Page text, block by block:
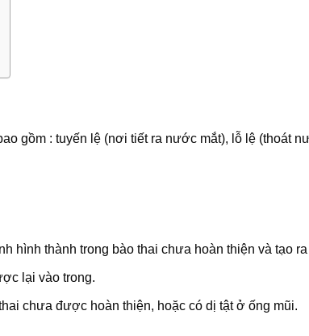
gồm : tuyến lệ (nơi tiết ra nước mắt), lỗ lệ (thoát
hình thành trong bào thai chưa hoàn thiện và tạo
lại vào trong.
chưa được hoàn thiện, hoặc có dị tật ở ống mũi.